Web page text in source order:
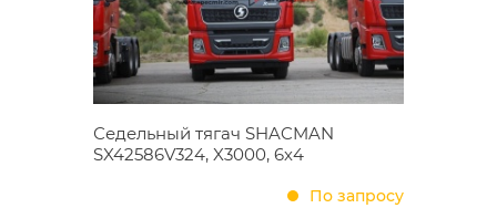
Седельный тягач SHACMAN
SX42586V324, X3000, 6х4
По запросу